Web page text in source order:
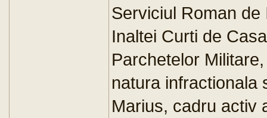
Serviciul Roman
Inaltei Curti de
Parchetelor
natura infractionala
Marius, cadru activ